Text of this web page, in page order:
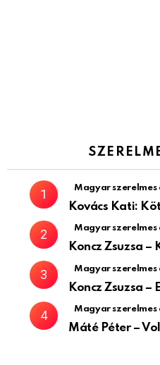
Magyar szerelmes
Kovács Kati:
Magyar szerelmes
Koncz Zsuzsa –
Magyar szerelmes
Koncz Zsuzsa –
Magyar szerelmes
Máté Péter –